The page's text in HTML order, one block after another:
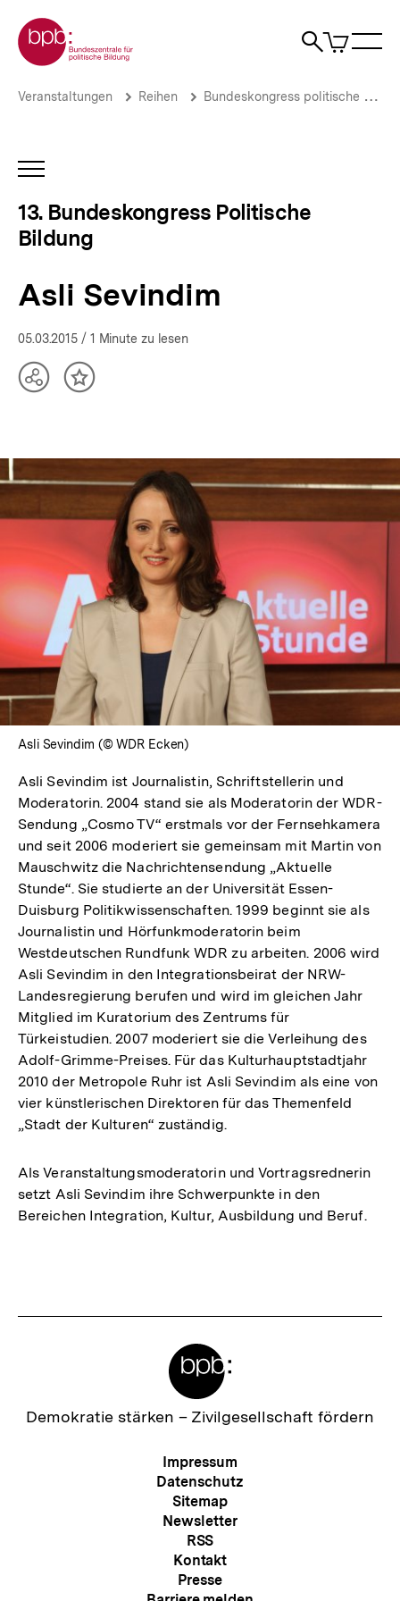
zum
Seiteninhalt
springen
Zur Startseite der bpb
Suche
Artikel
im
Asli
Bundeskongress
Politische
Ungleichheiten
Demokratie
Brotkrümelnavigation
Pfadnavigation
Veranstaltungen Reihen Bundeskongress politische Bildung
INHALTSNAVIGATION
13. Bundeskongress Politische
Bildung
Asli Sevindim
05.03.2015 / 1 Minute zu lesen
TeilenInhalt
Lightbox
öffnen
Asli Sevindim (© WDR Ecken)
Asli Sevindim ist Journalistin, Schriftstellerin und
Moderatorin. 2004 stand sie als Moderatorin der WDR-
Sendung „Cosmo TV“ erstmals vor der Fernsehkamera
und seit 2006 moderiert sie gemeinsam mit Martin von
Mauschwitz die Nachrichtensendung „Aktuelle
Stunde“. Sie studierte an der Universität Essen-
Duisburg Politikwissenschaften. 1999 beginnt sie als
Journalistin und Hörfunkmoderatorin beim
Westdeutschen Rundfunk WDR zu arbeiten. 2006 wird
Asli Sevindim in den Integrationsbeirat der NRW-
Landesregierung berufen und wird im gleichen Jahr
Mitglied im Kuratorium des Zentrums für
Türkeistudien. 2007 moderiert sie die Verleihung des
Adolf-Grimme-Preises. Für das Kulturhauptstadtjahr
2010 der Metropole Ruhr ist Asli Sevindim als eine von
vier künstlerischen Direktoren für das Themenfeld
„Stadt der Kulturen“ zuständig.
Als Veranstaltungsmoderatorin und Vortragsrednerin
setzt Asli Sevindim ihre Schwerpunkte in den
Bereichen Integration, Kultur, Ausbildung und Beruf.
Zur
Demokratie stärken – Zivilgesellschaft fördern
Meta-
Navigation
Impressum
Datenschutz
Sitemap
Newsletter
RSS
Kontakt
Presse